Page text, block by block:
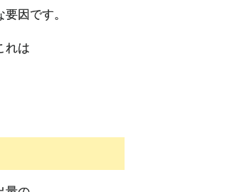
因です。
れは